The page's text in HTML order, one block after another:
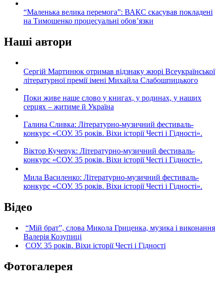
“Маленька велика перемога”: ВАКС скасував покладені
на Тимошенко процесуальні обов’язки
Наші автори
Сергій Мартинюк отримав відзнаку жюрі Всеукраїнської
літературної премії імені Михайла Слабошпицького
Поки живе наше слово у книгах, у родинах, у наших
серцях – житиме й Україна
Галина Сливка: Літературно-музичний фестиваль-
конкурс «СОУ. 35 років. Віхи історії Честі і Гідності».
Віктор Кучерук: Літературно-музичний фестиваль-
конкурс «СОУ. 35 років. Віхи історії Честі і Гідності».
Мила Василенко: Літературно-музичний фестиваль-
конкурс «СОУ. 35 років. Віхи історії Честі і Гідності».
Відео
“Мій брат”, слова Микола Гриценка, музика і виконання
Валерія Козупиці
СОУ. 35 років. Віхи історії Честі і Гідності
Фотогалерея